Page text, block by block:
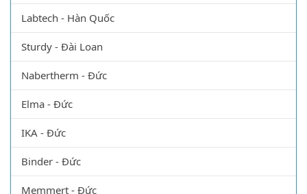
Optika - Nhật
Olympus - Nhật
Labtech - Hàn Quốc
Sturdy - Đài Loan
Nabertherm - Đức
Elma - Đức
IKA - Đức